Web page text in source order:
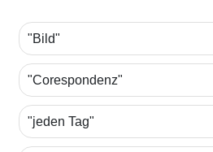
"Bild"
"Corespondenz"
"jeden Tag"